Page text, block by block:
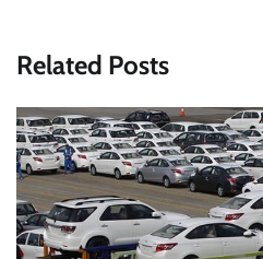
Related Posts